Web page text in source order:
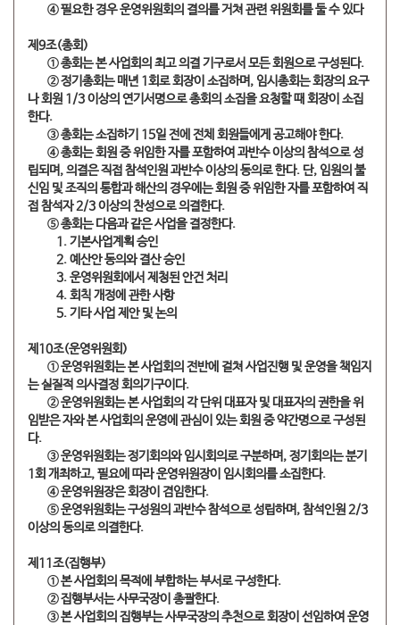
​④ 필요한 경우 운영위원회의 결의를 거쳐 관련 위원회를 둘 수 있다
제9조(총회)
​① 총회는 본 사업회의 최고 의결 기구로서 모든 회원으로 구성된다.
​② 정기총회는 매년 1회로 회장이 소집하며, 임시총회는 회장의 요구
나 회원 1/3 이상의 연기서명으로 총회의 소집을 요청할 때 회장이 소집
한다.
​③ 총회는 소집하기 15일 전에 전체 회원들에게 공고해야 한다.
​④ 총회는 회원 중 위임한 자를 포함하여 과반수 이상의 참석으로 성
립되며, 의결은 직접 참석인원 과반수 이상의 동의로 한다. 단, 임원의 불
신임 및 조직의 통합과 해산의 경우에는 회원 중 위임한 자를 포함하여 직
접 참석자 2/3 이상의 찬성으로 의결한다.
​⑤ 총회는 다음과 같은 사업을 결정한다.
​1. 기본사업계획 승인
​2. 예산안 동의와 결산 승인
​3. 운영위원회에서 제청된 안건 처리
4. 회칙 개정에 관한 사항
5. 기타 사업 제안 및 논의
제10조(운영위원회)
​① 운영위원회는 본 사업회의 전반에 걸쳐 사업진행 및 운영을 책임지
는 실질적 의사결정 회의기구이다.
​② 운영위원회는 본 사업회의 각 단위 대표자 및 대표자의 권한을 위
임받은 자와 본 사업회의 운영에 관심이 있는 회원 중 약간명으로 구성된
다.
​③ 운영위원회는 정기회의와 임시회의로 구분하며, 정기회의는 분기
1회 개최하고, 필요에 따라 운영위원장이 임시회의를 소집한다.
​④ 운영위원장은 회장이 겸임한다.
​⑤ 운영위원회는 구성원의 과반수 참석으로 성립하며, 참석인원 2/3
이상의 동의로 의결한다.
제11조(집행부)
​① 본 사업회의 목적에 부합하는 부서로 구성한다.
​② 집행부서는 사무국장이 총괄한다.
​③ 본 사업회의 집행부는 사무국장의 추천으로 회장이 선임하여 운영